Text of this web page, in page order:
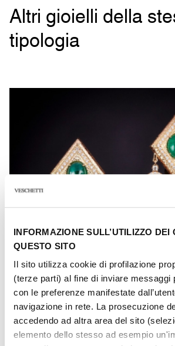
INFORMAZIONE SULL’UTILIZZO DEI
QUESTO SITO
Il sito utilizza cookie di profilazione
(terze parti) al fine di inviare messaggi
con le preferenze manifestate
navigazione in rete. La prosecuzione
accedendo ad altra area del sito
elemento dello stesso ad esempio
Altri gioielli della
tipologia